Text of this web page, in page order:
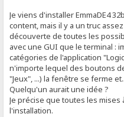
Je viens d'installer EmmaDE4
content, mais il y a un truc
découverte de toutes les
avec une GUI que le terminal :
catégories de l'application
n'importe lequel des boutons
"Jeux", ...) la fenêtre se ferme
Quelqu'un aurait une idée ?
Je précise que toutes les
l'installation.